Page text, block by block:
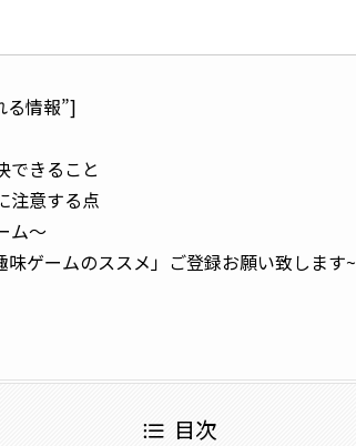
情報”]
できること
注意する点
ム～
ゲームのススメ」ご登録お願い致します~
目次